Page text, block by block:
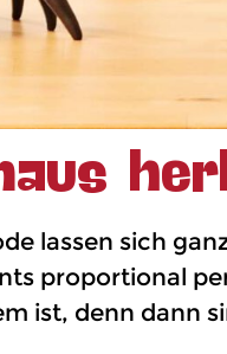
lassen sich
proportional
ist, denn dann